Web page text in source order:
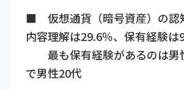
■ 仮想通貨（暗号資産）の認
内容理解は29.6％、保有経験は
最も保有経験があるのは男
で男性20代